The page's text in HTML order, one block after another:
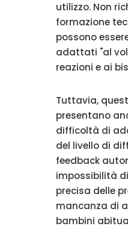
utilizzo. Non
formazione
possono
adattati "al
reazioni e ai
Tuttavia,
presentano
difficoltà di
del livello di
feedback
impossibilità
precisa delle
mancanza di
bambini